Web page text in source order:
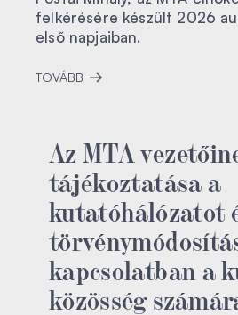
felkérésére készült 2026
első napjaiban.
TOVÁBB
Az MTA
tájékoztatása a
kutatóhálózatot
kapcsolatban a
közösség